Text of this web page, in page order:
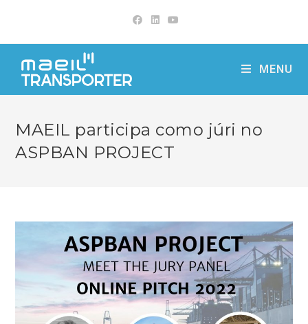
content
MENU
MAEIL participa como júri no
ASPBAN PROJECT